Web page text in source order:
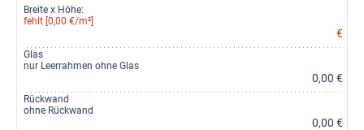
Breite x Höhe:
fehlt [0,00 €/m²]
€
Glas
nur Leerrahmen ohne Glas
0,00 €
Rückwand
ohne Rückwand
0,00 €